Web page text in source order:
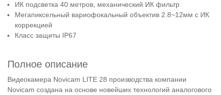
ИК подсветка 40 метров, механический ИК фильтр
Мегапиксельный вариофокальный объектив 2.8~12мм с ИК
коррекцией
Класс защиты IP67
Полное описание
Видеокамера Novicam LITE 28 производства компании
Novicam создана на основе новейших технологий аналогового